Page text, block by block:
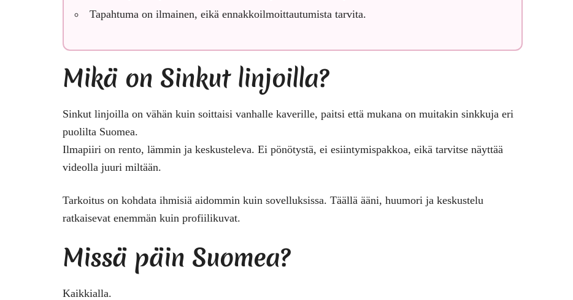
Tapahtuma on ilmainen, eikä ennakkoilmoittautumista tarvita.
Mikä on Sinkut linjoilla?
Sinkut linjoilla on vähän kuin soittaisi vanhalle kaverille, paitsi että mukana on muitakin sinkkuja eri
puolilta Suomea.
Ilmapiiri on rento, lämmin ja keskusteleva. Ei pönötystä, ei esiintymispakkoa, eikä tarvitse näyttää
videolla juuri miltään.
Tarkoitus on kohdata ihmisiä aidommin kuin sovelluksissa. Täällä ääni, huumori ja keskustelu
ratkaisevat enemmän kuin profiilikuvat.
Missä päin Suomea?
Kaikkialla.